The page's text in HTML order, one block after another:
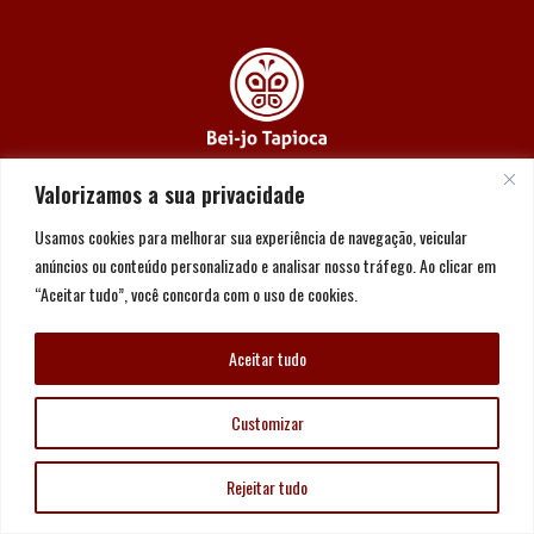
Valorizamos a sua privacidade
Usamos cookies para melhorar sua experiência de navegação, veicular
anúncios ou conteúdo personalizado e analisar nosso tráfego. Ao clicar em
“Aceitar tudo”, você concorda com o uso de cookies.
Customizar
Rejeitar tudo
Aceitar tudo
(11) 3864-2996
contato@beijotapioca.com.br
Copyright © Bei-jo Tapioca 2026